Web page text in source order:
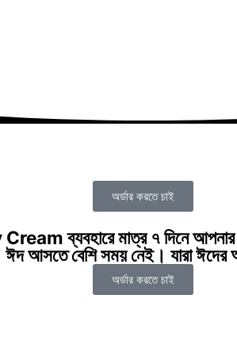
অর্ডার করতে চাই
Creamব্যবহারে মাত্র ৭ দিনে আপনার
ঈদ আসতে বেশি সময় নেই। যারা ঈদের
অর্ডার করতে চাই